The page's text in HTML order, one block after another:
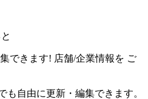
できます! 店舗/企業情報を ご
も自由に更新・編集できます。